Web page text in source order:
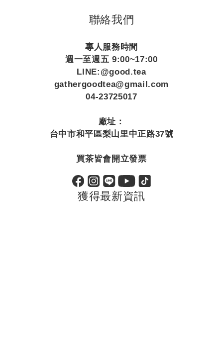
聯絡我們
專人服務時間
週一至週五 9:00~17:00
LINE:@good.tea
gathergoodtea@gmail.com
04-23725017
廠址：
台中市和平區梨山里中正路37號
買茶皆會開立發票
獲得最新資訊